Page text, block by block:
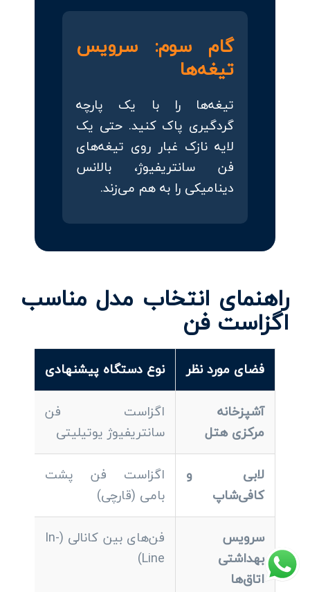
گام سوم: سرویس
تیغه‌ها
تیغه‌ها را با یک پارچه
گردگیری پاک کنید. حتی یک
لایه نازک غبار روی تیغه‌های
فن سانتریفیوژ، بالانس
دینامیکی را به هم می‌زند.
راهنمای انتخاب مدل مناسب
اگزاست فن
فضای مورد نظر نوع دستگاه پیشنهادی
آشپزخانه
مرکزی هتل
اگزاست فن
سانتریفیوژ یوتیلیتی
لابی و
کافی‌شاپ
اگزاست فن پشت
بامی (قارچی)
سرویس
بهداشتی
اتاق‌ها
فن‌های بین کانالی (In-
Line)